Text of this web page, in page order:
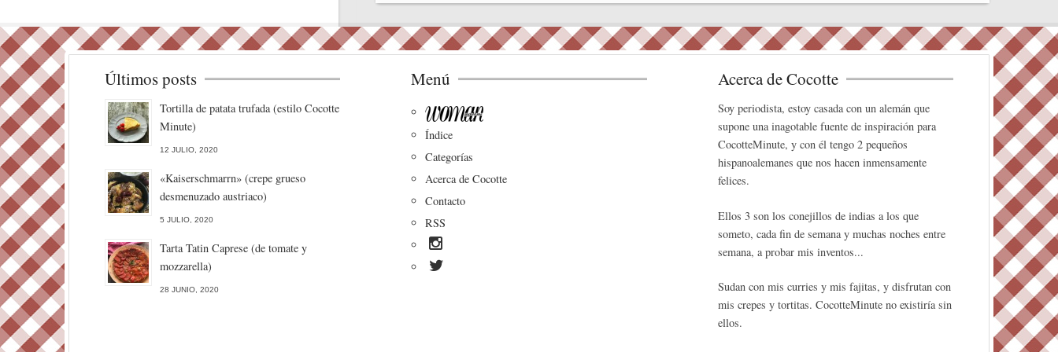
okr In es
t
pa
rti
r
Últimos posts
Tortilla de patata trufada (estilo Cocotte
Minute)
12 JULIO, 2020
«Kaiserschmarrn» (crepe grueso
desmenuzado austriaco)
5 JULIO, 2020
Tarta Tatin Caprese (de tomate y
mozzarella)
28 JUNIO, 2020
Menú
Índice
Categorías
Acerca de Cocotte
Contacto
RSS
Acerca de Cocotte
Soy periodista, estoy casada con un alemán que
supone una inagotable fuente de inspiración para
CocotteMinute, y con él tengo 2 pequeños
hispanoalemanes que nos hacen inmensamente
felices.
Ellos 3 son los conejillos de indias a los que
someto, cada fin de semana y muchas noches entre
semana, a probar mis inventos...
Sudan con mis curries y mis fajitas, y disfrutan con
mis crepes y tortitas. CocotteMinute no existiría sin
ellos.